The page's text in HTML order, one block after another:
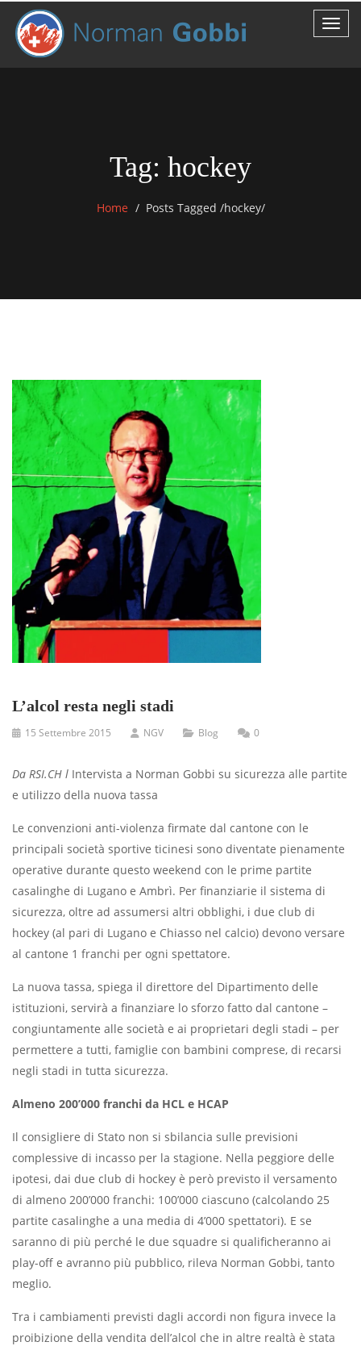
Tag: hockey
Home Posts Tagged /hockey/
L’alcol resta negli stadi
15 Settembre 2015 NGV Blog 0
Da RSI.CH l Intervista a Norman Gobbi su sicurezza alle partite
e utilizzo della nuova tassa
Le convenzioni anti-violenza firmate dal cantone con le
principali società sportive ticinesi sono diventate pienamente
operative durante questo weekend con le prime partite
casalinghe di Lugano e Ambrì. Per finanziarie il sistema di
sicurezza, oltre ad assumersi altri obblighi, i due club di
hockey (al pari di Lugano e Chiasso nel calcio) devono versare
al cantone 1 franchi per ogni spettatore.
La nuova tassa, spiega il direttore del Dipartimento delle
istituzioni, servirà a finanziare lo sforzo fatto dal cantone –
congiuntamente alle società e ai proprietari degli stadi – per
permettere a tutti, famiglie con bambini comprese, di recarsi
negli stadi in tutta sicurezza.
Almeno 200’000 franchi da HCL e HCAP
Il consigliere di Stato non si sbilancia sulle previsioni
complessive di incasso per la stagione. Nella peggiore delle
ipotesi, dai due club di hockey è però previsto il versamento
di almeno 200’000 franchi: 100’000 ciascuno (calcolando 25
partite casalinghe a una media di 4’000 spettatori). E se
saranno di più perché le due squadre si qualificheranno ai
play-off e avranno più pubblico, rileva Norman Gobbi, tanto
meglio.
Tra i cambiamenti previsti dagli accordi non figura invece la
proibizione della vendita dell’alcol che in altre realtà è stata